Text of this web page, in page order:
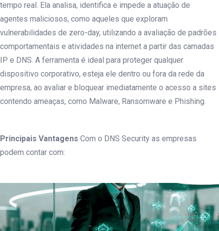
tempo real. Ela analisa, identifica e impede a atuação de
agentes maliciosos, como aqueles que exploram
vulnerabilidades de zero-day, utilizando a avaliação de padrões
comportamentais e atividades na internet a partir das camadas
IP e DNS. A ferramenta é ideal para proteger qualquer
dispositivo corporativo, esteja ele dentro ou fora da rede da
empresa, ao avaliar e bloquear imediatamente o acesso a sites
contendo ameaças, como Malware, Ransomware e Phishing.
Principais Vantagens Com o DNS Security as empresas
podem contar com: